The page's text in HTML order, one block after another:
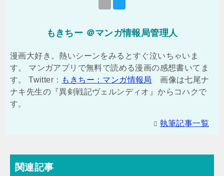
もきちー ＠マンガ情報局管理人
漫画大好き。熱いシーンをみるとすぐ泣いちゃいま
す。 マンガアプリで無料で読める漫画の感想書いてま
す。 Twitter： もきちー：マンガ情報局
画像は七尾ナ
ナキ先生の『異剣戦記ヴェルンディオ』からコハクで
す。
執筆記事一覧
関連記事